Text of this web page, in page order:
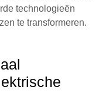
technologieën
te transformeren.